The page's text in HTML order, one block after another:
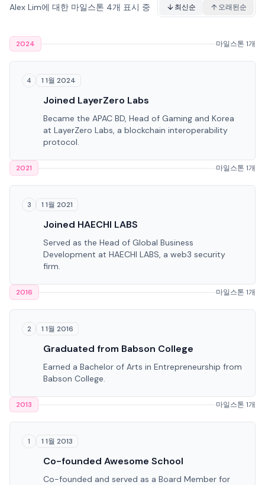
Alex Lim에 대한 마일스톤 4개 표시 중 최신순 오래된순
2024 마일스톤 1개
4 1 1월 2024
Joined LayerZero Labs
Became the APAC BD, Head of Gaming and Korea
at LayerZero Labs, a blockchain interoperability
protocol.
2021 마일스톤 1개
3 1 1월 2021
Joined HAECHI LABS
Served as the Head of Global Business
Development at HAECHI LABS, a web3 security
firm.
2016 마일스톤 1개
2 1 1월 2016
Graduated from Babson College
Earned a Bachelor of Arts in Entrepreneurship from
Babson College.
2013 마일스톤 1개
1 1 1월 2013
Co-founded Awesome School
Co-founded and served as a Board Member for